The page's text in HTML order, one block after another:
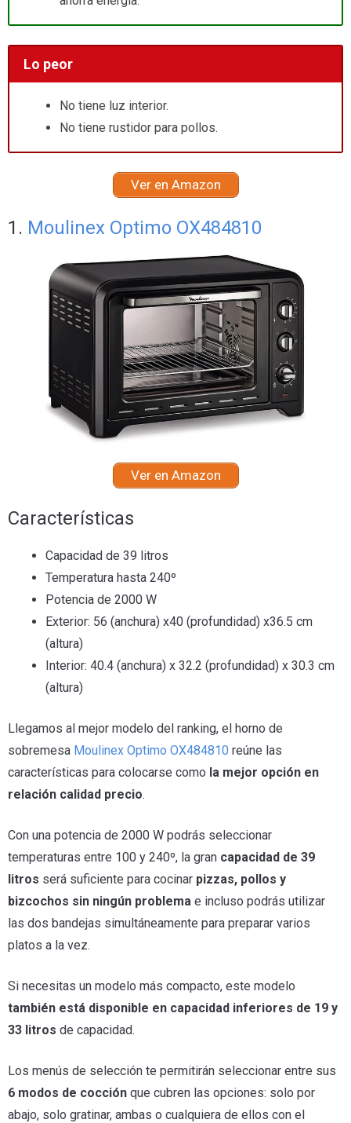
Lo peor
No tiene luz interior.
No tiene rustidor para pollos.
Ver en Amazon
1. Moulinex Optimo OX484810
Ver en Amazon
Características
Capacidad de 39 litros
Temperatura hasta 240º
Potencia de 2000 W
Exterior: 56 (anchura) x40 (profundidad) x36.5 cm
(altura)
Interior: 40.4 (anchura) x 32.2 (profundidad) x 30.3 cm
(altura)
Llegamos al mejor modelo del ranking, el horno de
sobremesa Moulinex Optimo OX484810 reúne las
características para colocarse como la mejor opción en
relación calidad precio.
Con una potencia de 2000 W podrás seleccionar
temperaturas entre 100 y 240º, la gran capacidad de 39
litros será suficiente para cocinar pizzas, pollos y
bizcochos sin ningún problema e incluso podrás utilizar
las dos bandejas simultáneamente para preparar varios
platos a la vez.
Si necesitas un modelo más compacto, este modelo
también está disponible en capacidad inferiores de 19 y
33 litros de capacidad.
Los menús de selección te permitirán seleccionar entre sus
6 modos de cocción que cubren las opciones: solo por
abajo, solo gratinar, ambas o cualquiera de ellos con el